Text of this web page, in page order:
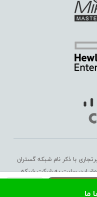
ماژول
با ذکر نام شبکه گستران
این سایت بهشرکت شبکه
ما